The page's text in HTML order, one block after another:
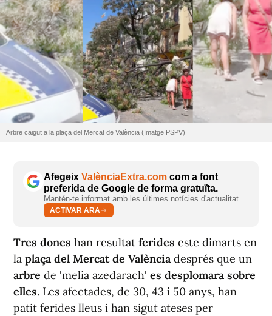
Arbre caigut a la plaça del Mercat de València (Imatge PSPV)
Afegeix ValènciaExtra.com com a font
preferida de Google de forma gratuïta.
Mantén-te informat amb les últimes notícies d'actualitat.
ACTIVAR ARA
Tres dones han resultat ferides este dimarts en
la plaça del Mercat de València després que un
arbre de 'melia azedarach' es desplomara sobre
elles. Les afectades, de 30, 43 i 50 anys, han
patit ferides lleus i han sigut ateses per